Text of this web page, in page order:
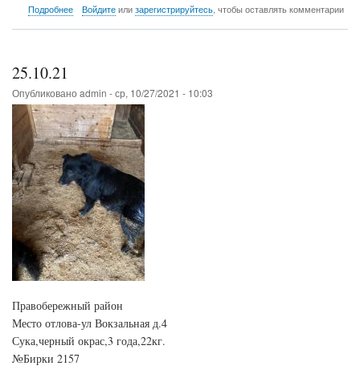
Подробнеео
Войдитеили зарегистрируйтесь, чтобы оставлять комментарии
25.10.21
Опубликовано admin -ср, 10/27/2021 - 10:03
Правобережный район
Место отлова-ул Вокзальная д.4
Сука,черный окрас,3 года,22кг.
№Бирки 2157